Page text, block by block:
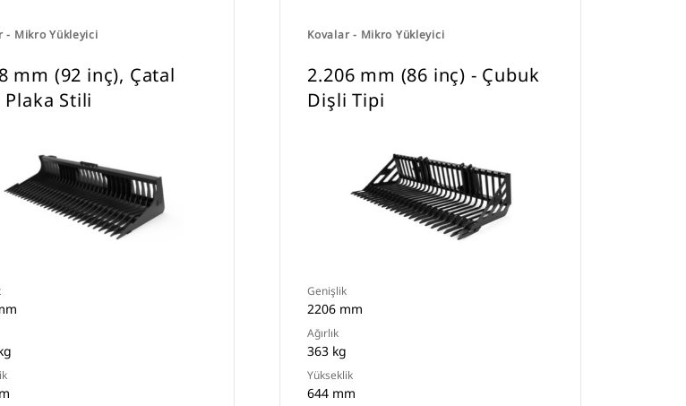
- Mikro Yükleyici
mm (92 inç), Çatal
Plaka Stili
Kovalar - Mikro Yükleyici
2.206 mm (86 inç) - Çubuk
Dişli Tipi
Genişlik
2206 mm
Ağırlık
363 kg
Yükseklik
644 mm